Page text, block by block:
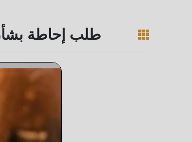
طلب إحاطة